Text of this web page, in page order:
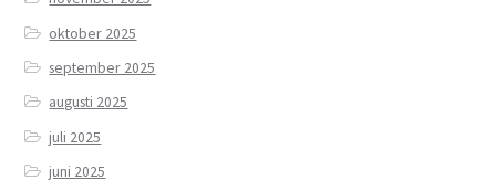
oktober 2025
september 2025
augusti 2025
juli 2025
juni 2025